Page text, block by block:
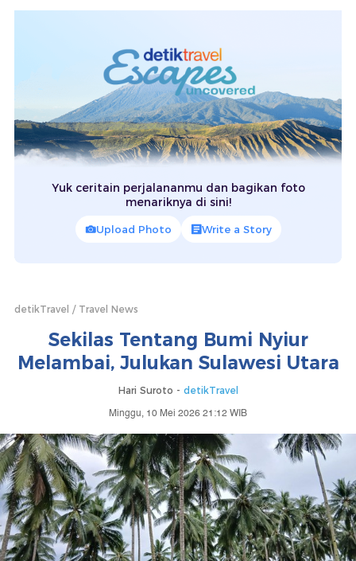
Yuk ceritain perjalananmu dan bagikan foto
menariknya di sini!
Upload Photo Write a Story
detikTravel Travel News
Sekilas Tentang Bumi Nyiur
Melambai, Julukan Sulawesi Utara
Hari Suroto - detikTravel
Minggu, 10 Mei 2026 21:12 WIB